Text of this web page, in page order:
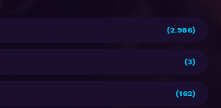
(2.986)
(3)
(162)